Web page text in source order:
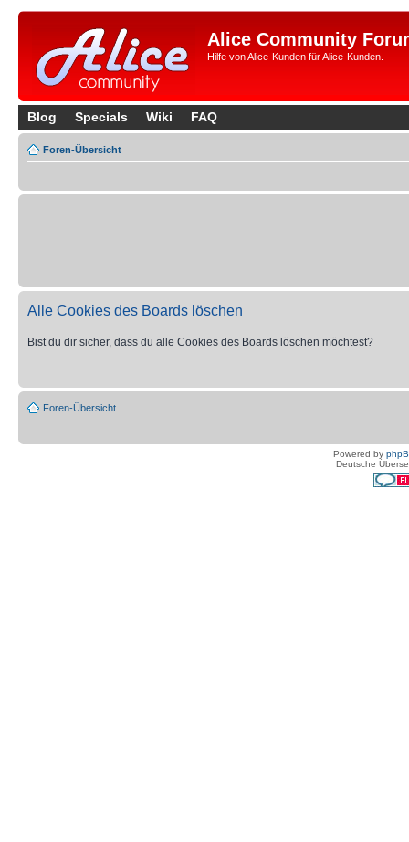
Alice Community
Hilfe von Alice-Kunden für Alice-Kunden.
Blog Specials Wiki FAQ
Foren-Übersicht
Alle Cookies des Boards löschen
Bist du dir sicher, dass du alle Cookies des Boards löschen möchtest?
Foren-Übersicht
Powered by
Deutsche